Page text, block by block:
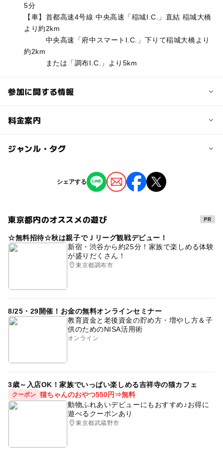
5分
【車】首都高速4号線 中央高速「稲城I.C.」直結 稲城大橋
より約2km
中央高速「府中スマートI.C.」下りて稲城大橋より
約2km
または「調布I.C.」より5km
参加に関する情報
対象年齢
料金案内
子供の料金詳細
大人の料金詳細
ジャンル・タグ
タグ
超からだのひみつ大冒険
シェアする
東京都内のオススメの遊び
☆無料招待☆秋は親子でＪリーグ観戦デビュー！
新宿・渋谷から約25分！家族で楽しめる体験
が盛りだくさん！
東京都調布市
8/25・29開催！お金の無料オンラインセミナー
教育資金と老後資金の貯め方・増やし方＆子
供のためのNISA活用術
オンライン
3歳～入店OK！家族でいっぱい楽しめる吉祥寺の猫カフェ
クーポン 猫ちゃんのおやつ550円⇒無料
動物ふれあいデビューにもおすすめ♪お得に
遊べるクーポンあり
東京都武蔵野市